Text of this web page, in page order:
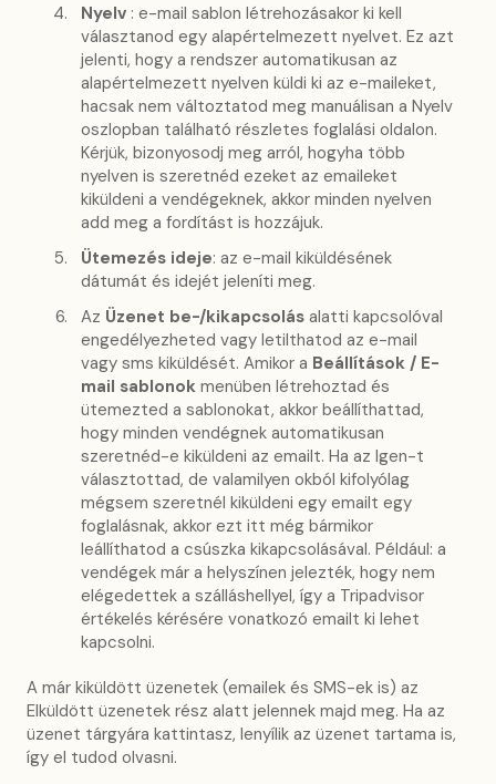
Nyelv : e-mail sablon létrehozásakor ki kell
választanod egy alapértelmezett nyelvet. Ez azt
jelenti, hogy a rendszer automatikusan az
alapértelmezett nyelven küldi ki az e-maileket,
hacsak nem változtatod meg manuálisan a Nyelv
oszlopban található részletes foglalási oldalon.
Kérjük, bizonyosodj meg arról, hogyha több
nyelven is szeretnéd ezeket az emaileket
kiküldeni a vendégeknek, akkor minden nyelven
add meg a fordítást is hozzájuk.
Ütemezés ideje: az e-mail kiküldésének
dátumát és idejét jeleníti meg.
Az Üzenet be-/kikapcsolás alatti kapcsolóval
engedélyezheted vagy letilthatod az e-mail
vagy sms kiküldését. Amikor a Beállítások / E-
mail sablonok menüben létrehoztad és
ütemezted a sablonokat, akkor beállíthattad,
hogy minden vendégnek automatikusan
szeretnéd-e kiküldeni az emailt. Ha az Igen-t
választottad, de valamilyen okból kifolyólag
mégsem szeretnél kiküldeni egy emailt egy
foglalásnak, akkor ezt itt még bármikor
leállíthatod a csúszka kikapcsolásával. Például: a
vendégek már a helyszínen jelezték, hogy nem
elégedettek a szálláshellyel, így a Tripadvisor
értékelés kérésére vonatkozó emailt ki lehet
kapcsolni.
A már kiküldött üzenetek (emailek és SMS-ek is) az
Elküldött üzenetek rész alatt jelennek majd meg. Ha az
üzenet tárgyára kattintasz, lenyílik az üzenet tartama is,
így el tudod olvasni.